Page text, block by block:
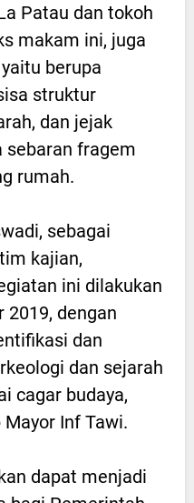
Patau dan tokoh
makam ini, juga
berupa
struktur
dan jejak
sebaran fragem
rumah.
sebagai
kajian,
ini dilakukan
2019, dengan
dan
dan sejarah
cagar budaya,
Inf Tawi.
dapat menjadi